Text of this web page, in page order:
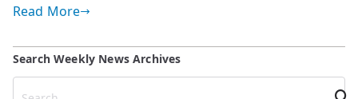
Read More
Search Weekly News Archives